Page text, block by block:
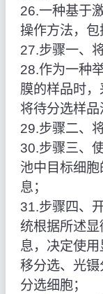
26.一种基于
操作方法，包
27.步骤一、
28.作为一种
膜的样品时，
将待分选样品
29.步骤二、
30.步骤三、
池中目标细
息；
31.步骤四、
统根据所述
息，决定使
移分选、光
分选细胞；